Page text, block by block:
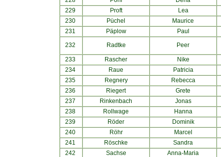
229
Proft
Lea
230
Püchel
Maurice
231
Päplow
Paul
232
Radtke Peer
233 Rascher
Nike
234
Raue
Patricia
235
Regnery
Rebecca
236
Riegert
Grete
237
Rinkenbach
Jonas
238
Rollwage
Hanna
239
Röder
Dominik
240
Röhr
Marcel
241
Röschke
Sandra
242
Sachse
Anna-Maria